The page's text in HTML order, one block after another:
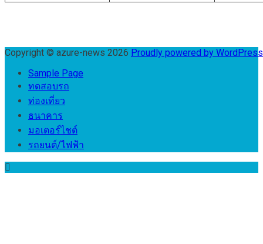
Copyright © azure-news 2026 Proudly powered by
Sample Page
ทดสอบรถ
ท่องเที่ยว
ธนาคาร
มอเตอร์ไชต์
รถยนต์/ไฟฟ้า